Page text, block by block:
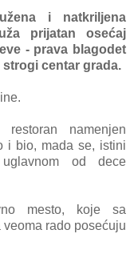
i natkriljena
prijatan osećaj
- prava blagodet
strogi centar grada.
namenjen
i bio, mada se, istini
od dece
mesto, koje sa
rado posećuju